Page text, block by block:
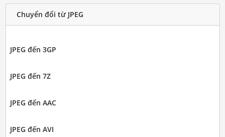
Chuyển đổi từ JPEG
JPEG đến 3GP
JPEG đến 7Z
JPEG đến AAC
JPEG đến AVI